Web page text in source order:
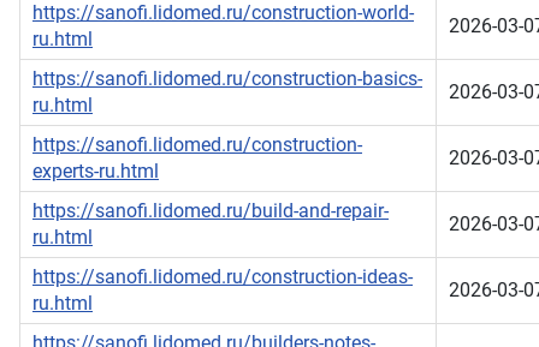
https://sanofi.lidomed.ru/construction-world-
ru.html
2026-03-
https://sanofi.lidomed.ru/construction-basics-
ru.html
2026-03-
https://sanofi.lidomed.ru/construction-
experts-ru.html
2026-03-
https://sanofi.lidomed.ru/build-and-repair-
ru.html
2026-03-
https://sanofi.lidomed.ru/construction-ideas-
ru.html
2026-03-